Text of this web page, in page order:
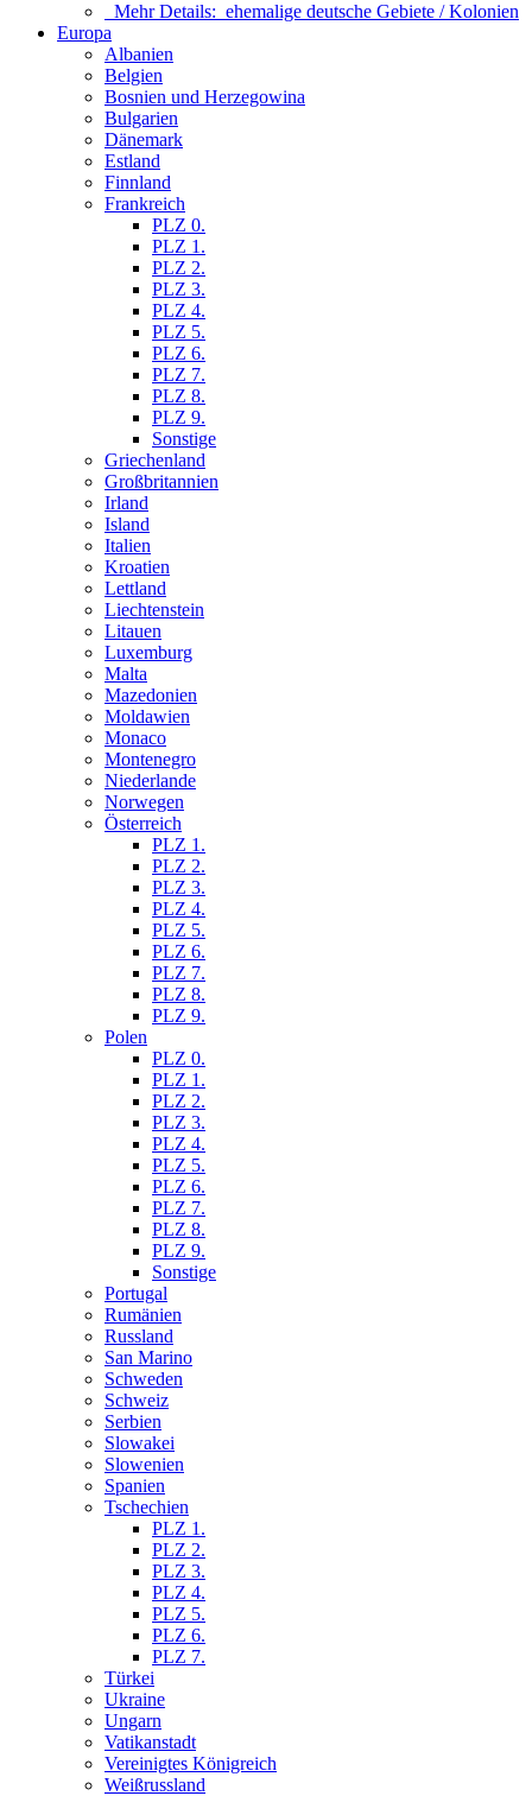
Mehr Details: ehemalige deutsche Gebiete / Kolonien
Europa
Albanien
Belgien
Bosnien und Herzegowina
Bulgarien
Dänemark
Estland
Finnland
Frankreich
PLZ 0.
PLZ 1.
PLZ 2.
PLZ 3.
PLZ 4.
PLZ 5.
PLZ 6.
PLZ 7.
PLZ 8.
PLZ 9.
Sonstige
Griechenland
Großbritannien
Irland
Island
Italien
Kroatien
Lettland
Liechtenstein
Litauen
Luxemburg
Malta
Mazedonien
Moldawien
Monaco
Montenegro
Niederlande
Norwegen
Österreich
PLZ 1.
PLZ 2.
PLZ 3.
PLZ 4.
PLZ 5.
PLZ 6.
PLZ 7.
PLZ 8.
PLZ 9.
Polen
PLZ 0.
PLZ 1.
PLZ 2.
PLZ 3.
PLZ 4.
PLZ 5.
PLZ 6.
PLZ 7.
PLZ 8.
PLZ 9.
Sonstige
Portugal
Rumänien
Russland
San Marino
Schweden
Schweiz
Serbien
Slowakei
Slowenien
Spanien
Tschechien
PLZ 1.
PLZ 2.
PLZ 3.
PLZ 4.
PLZ 5.
PLZ 6.
PLZ 7.
Türkei
Ukraine
Ungarn
Vatikanstadt
Vereinigtes Königreich
Weißrussland